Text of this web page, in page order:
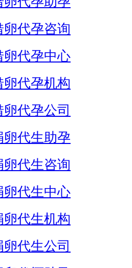
卵代孕咨询
卵代孕中心
卵代孕机构
代孕公司
卵代生助孕
卵代生咨询
卵代生中心
卵代生机构
代生公司